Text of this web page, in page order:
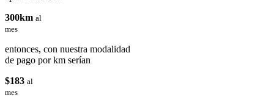
300km al
mes
entonces, con nuestra modalidad
de pago por km serían
$183 al
mes